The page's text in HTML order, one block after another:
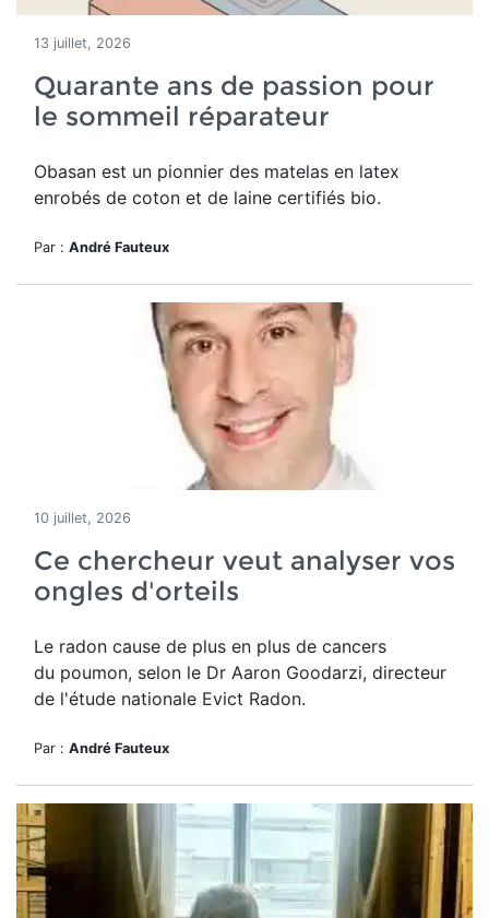
13 juillet, 2026
Quarante ans de passion pour
le sommeil réparateur
Obasan est un pionnier des matelas en latex
enrobés de coton et de laine certifiés bio.
Par : André Fauteux
10 juillet, 2026
Ce chercheur veut analyser vos
ongles d'orteils
Le radon cause de plus en plus de cancers
du poumon, selon le Dr Aaron Goodarzi, directeur
de l'étude nationale Evict Radon.
Par : André Fauteux